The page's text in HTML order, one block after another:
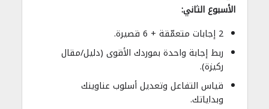
الأسبوع الثاني:
2 إجابات متعمّقة + 6 قصيرة.
ربط إجابة واحدة بموردك الأقوى (دليل/مقال
ركيزة).
قياس التفاعل وتعديل أسلوب عناوينك
وبداياتك.